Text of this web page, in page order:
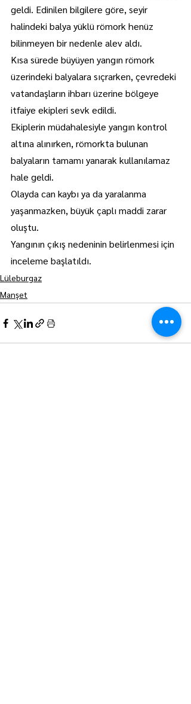
geldi. Edinilen bilgilere göre, seyir
halindeki balya yüklü römork henüz
bilinmeyen bir nedenle alev aldı.
Kısa sürede büyüyen yangın römork
üzerindeki balyalara sıçrarken, çevredeki
vatandaşların ihbarı üzerine bölgeye
itfaiye ekipleri sevk edildi.
Ekiplerin müdahalesiyle yangın kontrol
altına alınırken, römorkta bulunan
balyaların tamamı yanarak kullanılamaz
hale geldi.
Olayda can kaybı ya da yaralanma
yaşanmazken, büyük çaplı maddi zarar
oluştu.
Yangının çıkış nedeninin belirlenmesi için
inceleme başlatıldı.
Lüleburgaz
Manşet